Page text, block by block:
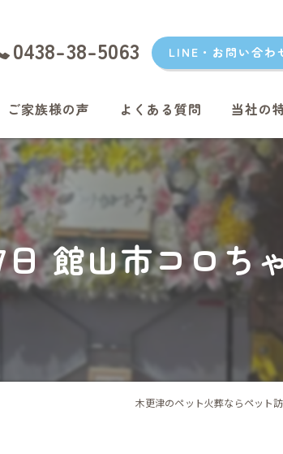
0438-38-5063 LINE・お問い合わ
ご家族様の声 よくある質問 当社の
愛犬
愛猫
君津のペ
富津のペ
日 館山市コロち
木更津のペット火葬ならペット